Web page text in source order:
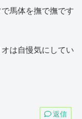
馬体を撫で撫です
は自慢気にしてい
返信